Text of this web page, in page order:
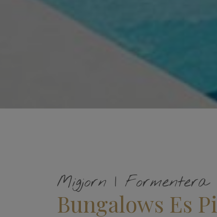
Bungalows Es
Migjorn | Formentera